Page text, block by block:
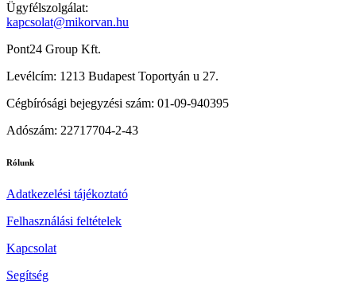
Ügyfélszolgálat:
kapcsolat@mikorvan.hu
Pont24 Group Kft.
Levélcím: 1213 Budapest Toportyán u 27.
Cégbírósági bejegyzési szám: 01-09-940395
Adószám: 22717704-2-43
Rólunk
Adatkezelési tájékoztató
Felhasználási feltételek
Kapcsolat
Segítség